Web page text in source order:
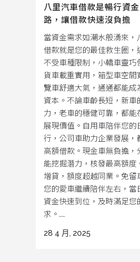
八里汽車借款是暢行資
路，讓借款快速沒負擔
當資金需求如潮水般湧來，
借款就是您的最佳救生圈，
不受車種限制，小轎車靈巧
貨車載重實用，箱型車空間
覽車舒適大氣，通通都能成
資本。不論車齡長短，新車
力，老車的穩健可靠，都能
展現價值。自用車陪伴您的
行，公司車助力企業發展，
高額借款。現金車無負擔，
能挖掘潛力，核發最高額度
增貸，額度超越同業。免留
您的愛車繼續陪伴左右，當
資金快速到位，及時滿足您
求。...
28 4 月, 2025